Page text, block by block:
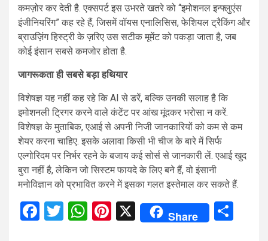
कमज़ोर कर देती है. एक्सपर्ट इस उभरते खतरे को “इमोशनल इन्फ्लुएंस
इंजीनियरिंग” कह रहे हैं, जिसमें वॉयस एनालिसिस, फेशियल ट्रैकिंग और
ब्राउज़िंग हिस्ट्री के ज़रिए उस सटीक मूमेंट को पकड़ा जाता है, जब
कोई इंसान सबसे कमजोर होता है.
जागरूकता ही सबसे बड़ा हथियार
विशेषज्ञ यह नहीं कह रहे कि AI से डरें, बल्कि उनकी सलाह है कि
इमोशनली ट्रिगर करने वाले कंटेंट पर आंख मूंदकर भरोसा न करें.
विशेषज्ञ के मुताबिक, एआई से अपनी निजी जानकारियों को कम से कम
शेयर करना चाहिए. इसके अलावा किसी भी चीज के बारे में सिर्फ
एल्गोरिदम पर निर्भर रहने के बजाय कई सोर्स से जानकारी लें. एआई खुद
बुरा नहीं है, लेकिन जो सिस्टम फायदे के लिए बने हैं, वो इंसानी
मनोविज्ञान को प्रभावित करने में इसका गलत इस्तेमाल कर सकते हैं.
Facebook
Twitter
WhatsApp
Pinterest
X Share